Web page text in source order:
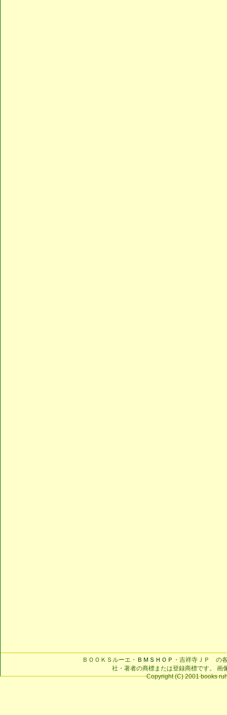
ＢＯＯＫＳルーエ・ ＢＭＳＨＯＰ ・吉祥寺ＪＰ の
社・著者の商標または登録商標です。 画
Copyright (C) 2001 books